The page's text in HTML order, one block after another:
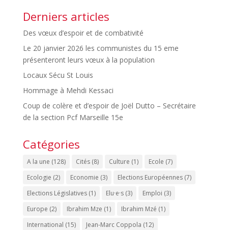
Derniers articles
Des vœux d’espoir et de combativité
Le 20 janvier 2026 les communistes du 15 eme
présenteront leurs vœux à la population
Locaux Sécu St Louis
Hommage à Mehdi Kessaci
Coup de colère et d’espoir de Joël Dutto – Secrétaire
de la section Pcf Marseille 15e
Catégories
A la une (128) Cités(8) Culture (1) Ecole (7)
Ecologie (2) Economie (3) Elections Européennes(7)
Elections Législatives(1) Elu·e·s(3) Emploi (3)
Europe (2) Ibrahim Mze (1) Ibrahim Mzé (1)
International (15) Jean-Marc Coppola (12)